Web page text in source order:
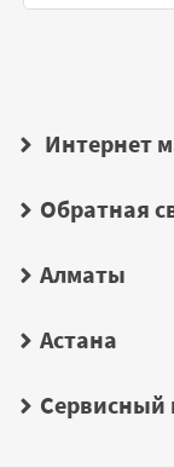
Интернет
Обратная
Алматы
Астана
Сервисный